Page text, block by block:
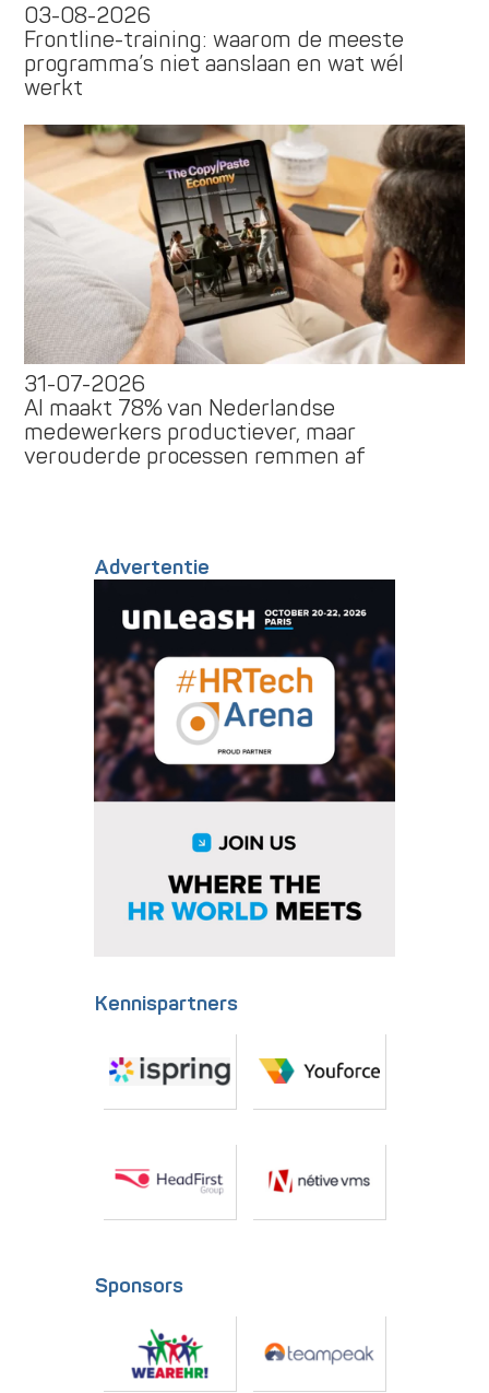
03-08-2026
Frontline-training: waarom de meeste
programma’s niet aanslaan en wat wél
werkt
31-07-2026
AI maakt 78% van Nederlandse
medewerkers productiever, maar
verouderde processen remmen af
Advertentie
Kennispartners
Sponsors